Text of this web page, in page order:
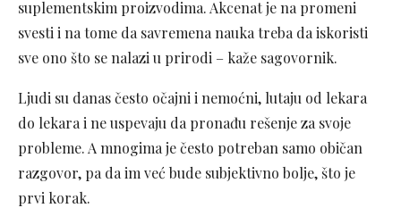
suplementskim proizvodima. Akcenat je na promeni
svesti i na tome da savremena nauka treba da iskoristi
sve ono što se nalazi u prirodi – kaže sagovornik.
Ljudi su danas često očajni i nemoćni, lutaju od lekara
do lekara i ne uspevaju da pronađu rešenje za svoje
probleme. A mnogima je često potreban samo običan
razgovor, pa da im već bude subjektivno bolje, što je
prvi korak.